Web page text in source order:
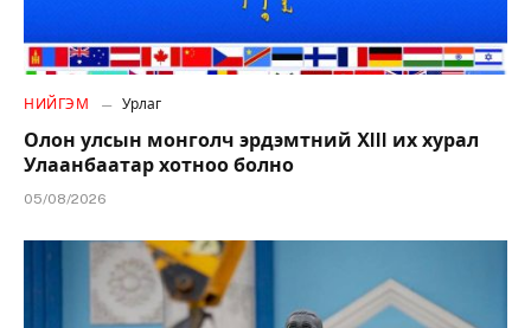
НИЙГЭМ Урлаг
Олон улсын монголч эрдэмтний XIII их хурал
Улаанбаатар хотноо болно
05/08/2026